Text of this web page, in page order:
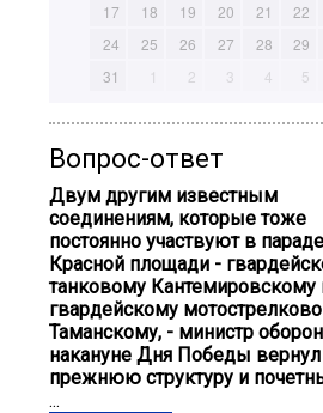
17
18 19 20 21 22
24
25 26 27 28 29
31
1 2 3 4 5
Вопрос-ответ
Двум другим известным
соединениям, которые тоже
постоянно участвуют в
Красной площади -
танковому Кантемировскому
гвардейскому
Таманскому, - министр
накануне Дня Победы вернул
прежнюю структуру и
...